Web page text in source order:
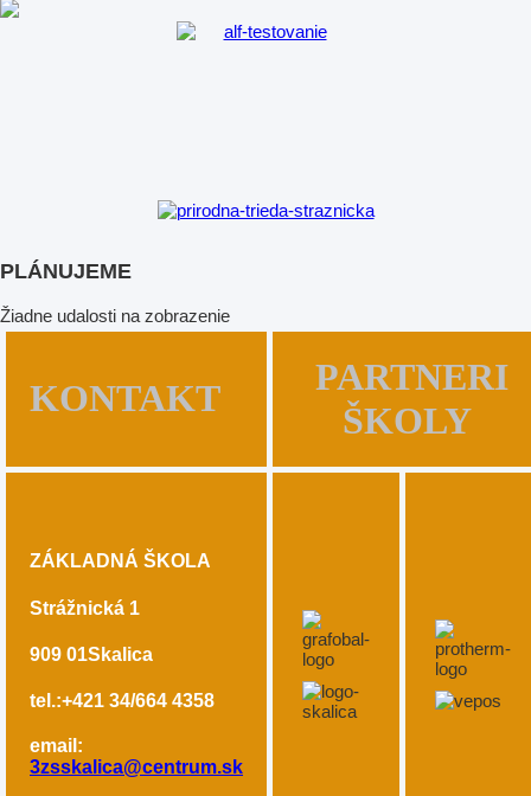
PLÁNUJEME
Žiadne udalosti na zobrazenie
KONTAKT
PARTNERI
ŠKOLY
ZÁKLADNÁ ŠKOLA
Strážnická 1
909 01Skalica
tel.:+421 34/664 4358
email:
3zsskalica@centrum.sk